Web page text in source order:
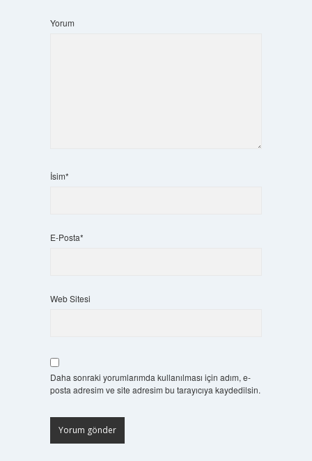
Yorum
İsim*
E-Posta*
Web Sitesi
Daha sonraki yorumlarımda kullanılması için adım, e-
posta adresim ve site adresim bu tarayıcıya kaydedilsin.